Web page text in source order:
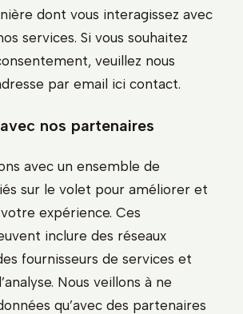
dont vous interagissez avec
services. Si vous souhaitez
veuillez nous
par email ici contact.
nos partenaires
avec un ensemble de
sur le volet pour améliorer et
expérience. Ces
inclure des réseaux
fournisseurs de services et
Nous veillons à ne
qu’avec des partenaires